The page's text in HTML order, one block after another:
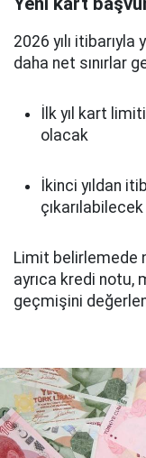
2026 yılı
daha net sınırlar
İlk yıl kart
olacak
İkinci yıldan
çıkarılabilecek
Limit belirlemede
ayrıca kredi
geçmişini